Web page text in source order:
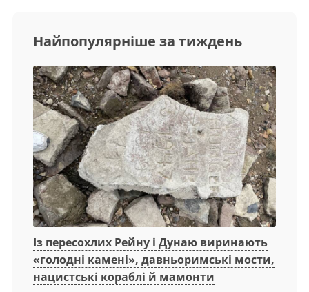
Найпопулярніше за тиждень
Із пересохлих Рейну і Дунаю виринають
«голодні камені», давньоримські мости,
нацистські кораблі й мамонти